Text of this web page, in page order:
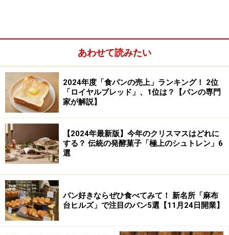
だけれどひとつひとつのパンは吉田製2015年型。昨年、
白いショウケースが味わい深い
「国産小麦には香りや味がある」という吉田さん。「プ
レーンなパンが好きで、生地そのままでおいしいような
パンが作りたいと思っています。とくにキタノカオリは
それに適している。この食パンを食べてみてください」
「キタノカオリ」食パン
普通サイズの食パンもあるけれど、いちおしの小さな食
あわせて読みたい
2024年度「食パンの売上」ランキング！ 2位
「ロイヤルブレッド」、1位は？【パンの専門
家が解説】
【2024年最新版】今年のクリスマスはどれに
する？ 伝統の発酵菓子「極上のシュトレン」6
選
パン好きならぜひ食べてみて！ 新名所「麻布
台ヒルズ」で注目のパン5選【11月24日開業】